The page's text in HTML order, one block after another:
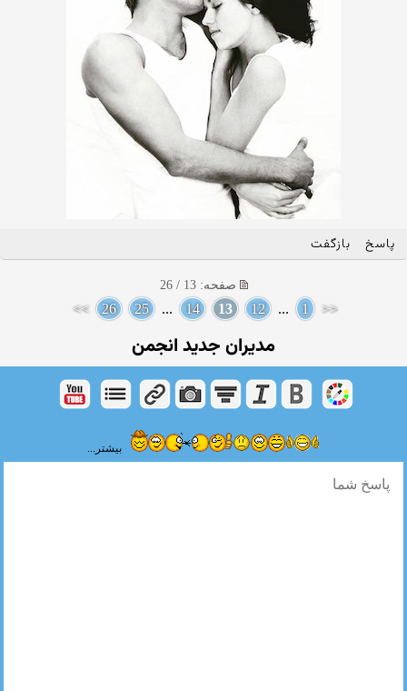
پاسخ بازگفت
صفحه: 13 / 26
<<
1
...
12
13
14
...
25
26
>>
مدیران جدید انجمن
بیشتر...